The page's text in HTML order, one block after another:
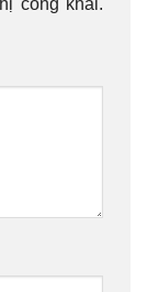
công khai.